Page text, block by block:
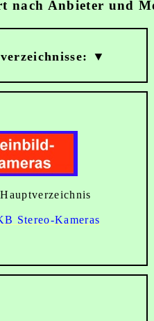
nach Anbieter und
verzeichnisse: ▼
Stereo-Kameras